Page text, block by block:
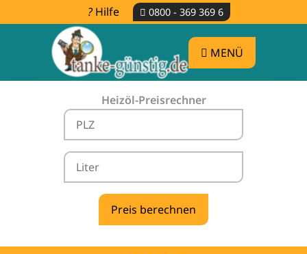
Hilfe 0800 - 369 369 6
MENÜ
Heizöl-Preisrechner
Heizölpreise Gomaringen -
vergleichen & günstig tanken